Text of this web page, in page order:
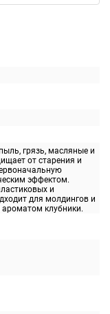
грязь, масляные и
от старения и
эффектом.
и
для молдингов и
клубники.